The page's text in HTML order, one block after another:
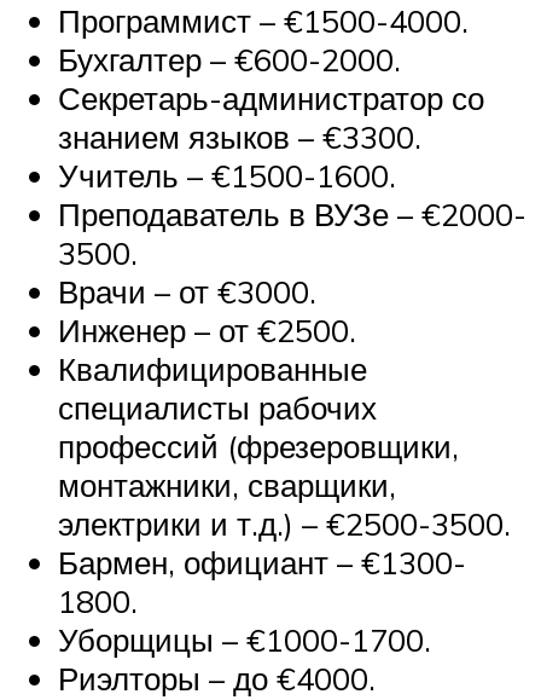
Программист – €1500-4000.
Бухгалтер – €600-2000.
Секретарь-администратор со
знанием языков – €3300.
Учитель – €1500-1600.
Преподаватель в ВУЗе – €2000-
3500.
Врачи – от €3000.
Инженер – от €2500.
Квалифицированные
специалисты рабочих
профессий (фрезеровщики,
монтажники, сварщики,
электрики и т.д.) – €2500-3500.
Бармен, официант – €1300-
1800.
Уборщицы – €1000-1700.
Риэлторы – до €4000.